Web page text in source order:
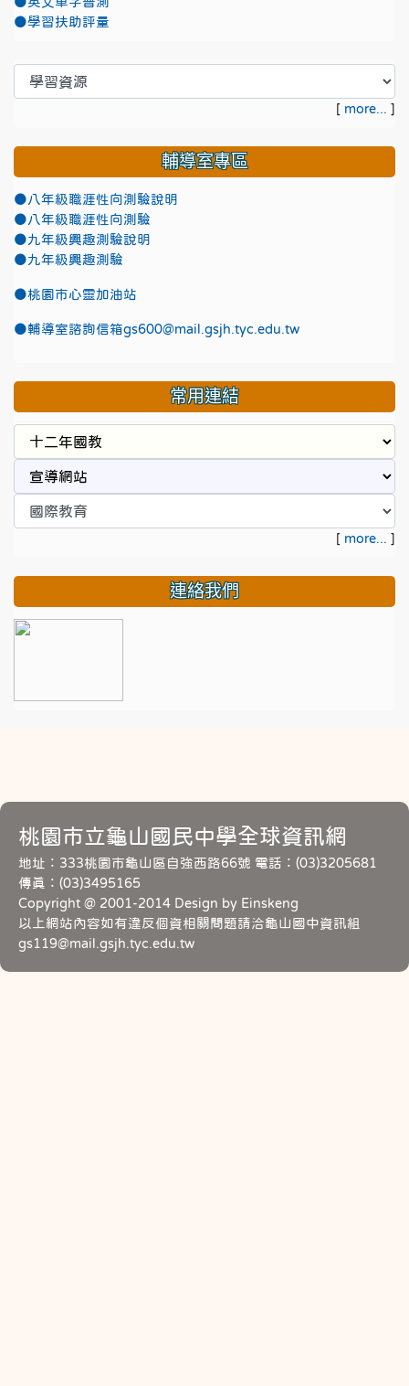
●學習扶助評量
[ more... ]
輔導室專區
●八年級職涯性向測驗說明
●八年級職涯性向測驗
●九年級興趣測驗說明
●九年級興趣測驗
●桃園市心靈加油站
●輔導室諮詢信箱gs600@mail.gsjh.tyc.edu.tw
常用連結
[ more... ]
連絡我們
桃園市立龜山國民中學全球資訊網
地址：333桃園市龜山區自強西路66號 電話：(03)3205681
傳真：(03)3495165
Copyright @ 2001-2014 Design by Einskeng
以上網站內容如有違反個資相關問題請洽龜山國中資訊組
gs119@mail.gsjh.tyc.edu.tw